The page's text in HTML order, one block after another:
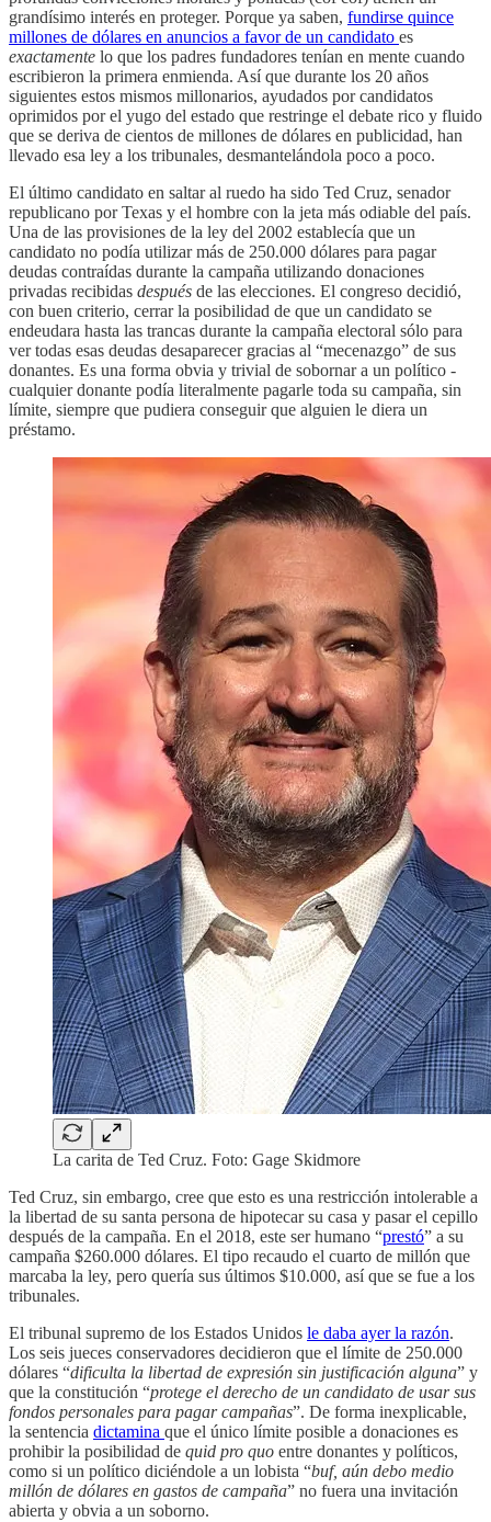
grandísimo interés en proteger. Porque ya saben, fundirse quince
millones de dólares en anuncios a favor de un candidato es
exactamente lo que los padres fundadores tenían en mente cuando
escribieron la primera enmienda. Así que durante los 20 años
siguientes estos mismos millonarios, ayudados por candidatos
oprimidos por el yugo del estado que restringe el debate rico y fluido
que se deriva de cientos de millones de dólares en publicidad, han
llevado esa ley a los tribunales, desmantelándola poco a poco.
El último candidato en saltar al ruedo ha sido Ted Cruz, senador
republicano por Texas y el hombre con la jeta más odiable del país.
Una de las provisiones de la ley del 2002 establecía que un
candidato no podía utilizar más de 250.000 dólares para pagar
deudas contraídas durante la campaña utilizando donaciones
privadas recibidas después de las elecciones. El congreso decidió,
con buen criterio, cerrar la posibilidad de que un candidato se
endeudara hasta las trancas durante la campaña electoral sólo para
ver todas esas deudas desaparecer gracias al “mecenazgo” de sus
donantes. Es una forma obvia y trivial de sobornar a un político -
cualquier donante podía literalmente pagarle toda su campaña, sin
límite, siempre que pudiera conseguir que alguien le diera un
préstamo.
La carita de Ted Cruz. Foto: Gage Skidmore
Ted Cruz, sin embargo, cree que esto es una restricción intolerable a
la libertad de su santa persona de hipotecar su casa y pasar el cepillo
después de la campaña. En el 2018, este ser humano “prestó” a su
campaña $260.000 dólares. El tipo recaudo el cuarto de millón que
marcaba la ley, pero quería sus últimos $10.000, así que se fue a los
tribunales.
El tribunal supremo de los Estados Unidos le daba ayer la razón.
Los seis jueces conservadores decidieron que el límite de 250.000
dólares “dificulta la libertad de expresión sin justificación alguna” y
que la constitución “protege el derecho de un candidato de usar sus
fondos personales para pagar campañas”. De forma inexplicable,
la sentencia dictamina que el único límite posible a donaciones es
prohibir la posibilidad de quid pro quo entre donantes y políticos,
como si un político diciéndole a un lobista “buf, aún debo medio
millón de dólares en gastos de campaña” no fuera una invitación
abierta y obvia a un soborno.